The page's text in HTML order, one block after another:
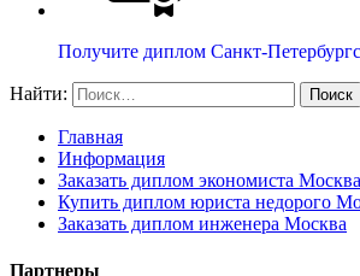
Получите диплом Санкт-
Найти:
Главная
Информация
Заказать диплом экономиста Москва
Купить диплом юриста недорого
Заказать диплом инженера Москва
Партнеры